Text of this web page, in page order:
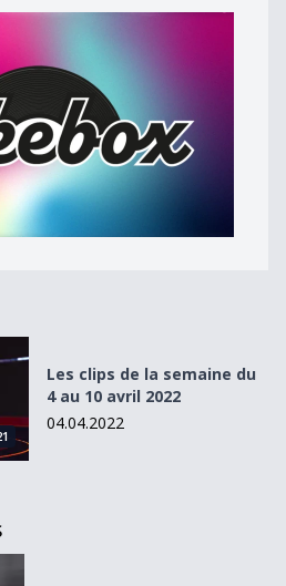
Les clips de la semaine du
4 au 10 avril 2022
04.04.2022
Spaïka